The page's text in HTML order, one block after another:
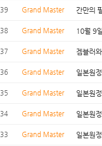
39 Grand Master 간만의
38 Grand Master 10월 9
37 Grand Master 겜블러
36 Grand Master 일본원
35 Grand Master 일본원
34 Grand Master 일본원
33 Grand Master 일본원